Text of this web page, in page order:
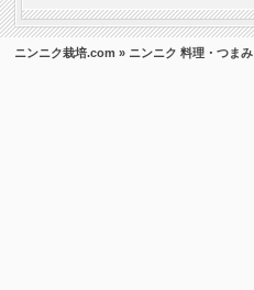
ニンニク栽培.com » ニンニク 料理・つまみ